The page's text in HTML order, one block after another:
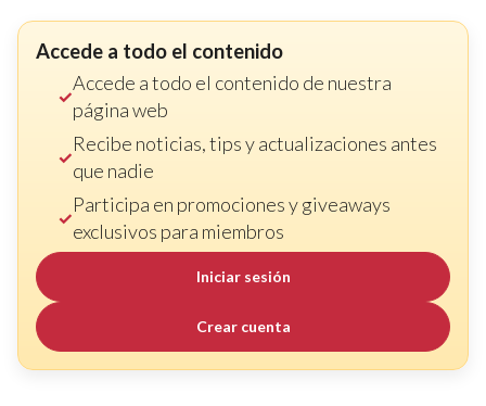
Accede a todo el contenido
Accede a todo el contenido de nuestra
página web
Recibe noticias, tips y actualizaciones antes
que nadie
Participa en promociones y giveaways
exclusivos para miembros
Iniciar sesión
Crear cuenta